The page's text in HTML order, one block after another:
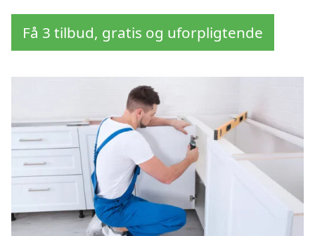
Få 3 tilbud, gratis og uforpligtende